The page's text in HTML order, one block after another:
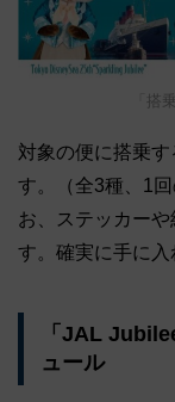
「搭
対象の便に搭乗
す。（全3種、1
お、ステッカー
す。確実に手に入
「JAL
ュール